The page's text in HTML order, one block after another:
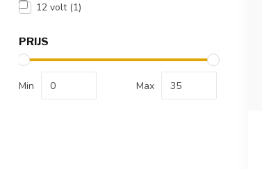
12 volt (1)
PRIJS
Min Max